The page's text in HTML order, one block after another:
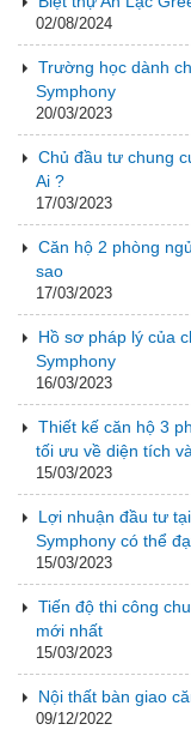
02/08/2024
Trường học dành
Symphony
20/03/2023
Chủ đầu tư chung
Ai ?
17/03/2023
Căn hộ 2 phòng
sao
17/03/2023
Hồ sơ pháp lý của
Symphony
16/03/2023
Thiết kế căn hộ 3
tối ưu về diện tích
15/03/2023
Lợi nhuận đầu tư
Symphony có thể
15/03/2023
Tiến độ thi công
mới nhất
15/03/2023
Nội thất bàn giao
09/12/2022